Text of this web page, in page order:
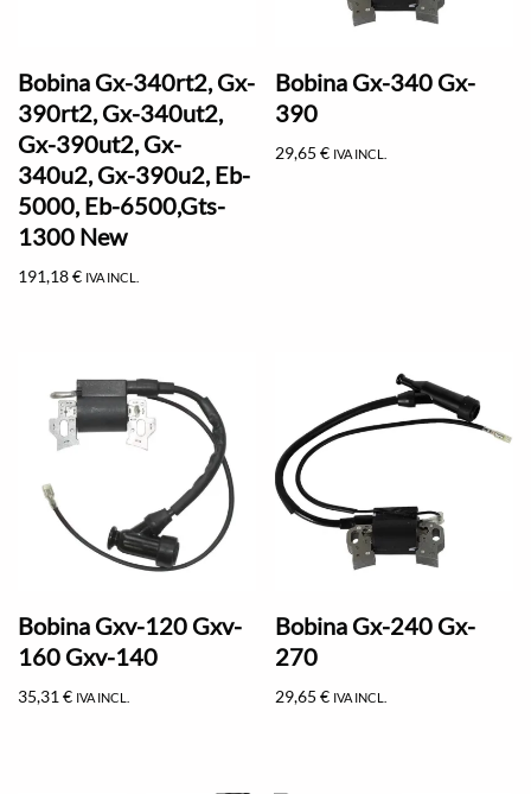
Bobina Gx-340rt2, Gx-
390rt2, Gx-340ut2,
Gx-390ut2, Gx-
340u2, Gx-390u2, Eb-
5000, Eb-6500,Gts-
1300 New
191,18€ IVA INCL.
Bobina Gx-340 Gx-
390
29,65€ IVA INCL.
Bobina Gxv-120 Gxv-
160 Gxv-140
35,31 € IVA INCL.
Bobina Gx-240 Gx-
270
29,65€ IVA INCL.